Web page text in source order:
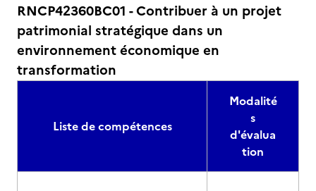
RNCP42360BC01 - Contribuer à un projet
patrimonial stratégique dans un
environnement économique en
transformation
Liste de compétences
Modalité
s
d'évalua
tion